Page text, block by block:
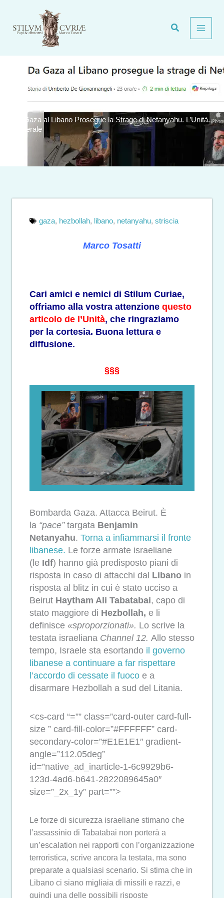
contenuto
Da Gaza al Libano Prosegue la Strage di Netanyahu. L’Unità.
Generale
gaza, hezbollah, libano, netanyahu, striscia
Marco Tosatti
Cari amici e nemici di Stilum Curiae,
offriamo alla vostra attenzione questo
articolo de l’Unità, che ringraziamo
per la cortesia. Buona lettura e
diffusione.
§§§
Bombarda Gaza. Attacca Beirut. È
la “pace”targata Benjamin
Netanyahu. Torna a infiammarsi il fronte
libanese. Le forze armate israeliane
(le Idf) hanno già predisposto piani di
risposta in caso di attacchi dal Libano in
risposta al blitz in cui è stato ucciso a
Beirut Haytham Ali Tabatabai, capo di
stato maggiore di Hezbollah, e li
definisce «sproporzionati». Lo scrive la
testata israeliana Channel 12. Allo stesso
tempo, Israele sta esortando il governo
libanese a continuare a far rispettare
l’accordo di cessate il fuoco e a
disarmare Hezbollah a sud del Litania.
<cs-card “=”” class=”card-outer card-full-
size ” card-fill-color=”#FFFFFF” card-
secondary-color=”#E1E1E1″ gradient-
angle=”112.05deg”
id=”native_ad_inarticle-1-6c9929b6-
123d-4ad6-b641-2822089645a0″
size=”_2x_1y” part=””>
Le forze di sicurezza israeliane stimano che
l’assassinio di Tabatabai non porterà a
un’escalation nei rapporti con l’organizzazione
terroristica, scrive ancora la testata, ma sono
preparate a qualsiasi scenario. Si stima che in
Libano ci siano migliaia di missili e razzi, e
quindi una delle possibili risposte